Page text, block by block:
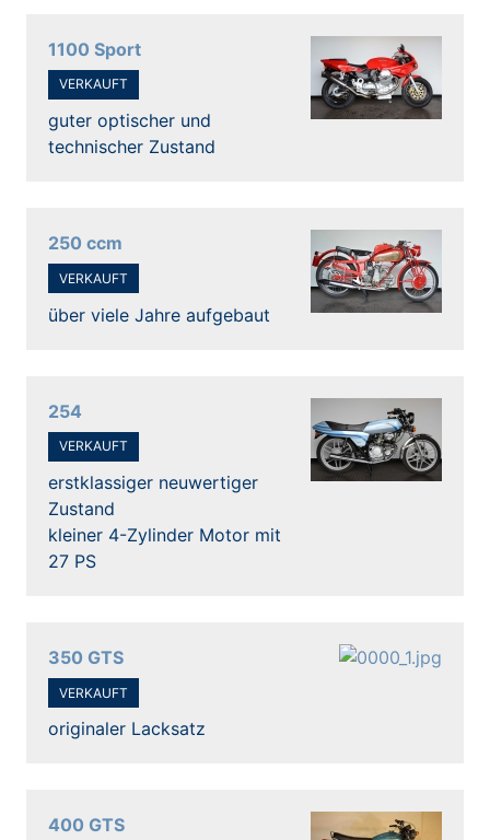
1100 Sport
VERKAUFT
guter optischer und
technischer Zustand
250 ccm
VERKAUFT
über viele Jahre aufgebaut
254
VERKAUFT
erstklassiger neuwertiger
Zustand
kleiner 4-Zylinder Motor mit
27 PS
350 GTS
VERKAUFT
originaler Lacksatz
400 GTS